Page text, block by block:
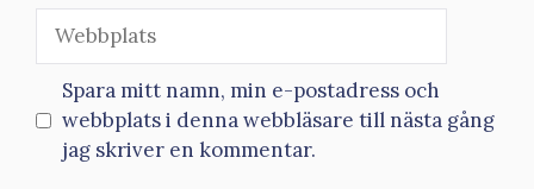
Webbplats
Spara mitt namn, min e-postadress och
webbplats i denna webbläsare till nästa gång
jag skriver en kommentar.